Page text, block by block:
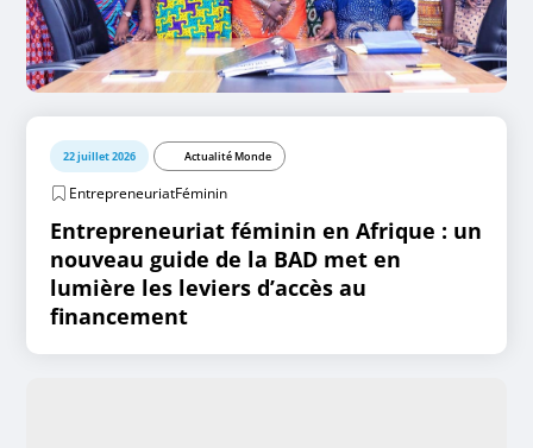
22 juillet 2026 Actualité Monde
EntrepreneuriatFéminin
Entrepreneuriat féminin en Afrique : un
nouveau guide de la BAD met en
lumière les leviers d’accès au
financement